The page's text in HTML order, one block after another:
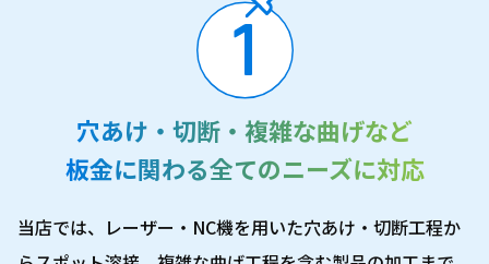
1
穴あけ・切断・複雑な曲げなど
板金に関わる全てのニーズに対応
当店では、レーザー・NC機を用いた穴あけ・切断工程か